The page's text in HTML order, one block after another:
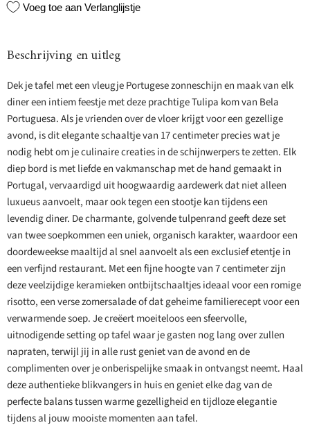
Voeg toe aan Verlanglijstje
Beschrijving en uitleg
Dek je tafel met een vleugje Portugese zonneschijn en maak van elk
diner een intiem feestje met deze prachtige Tulipa kom van Bela
Portuguesa. Als je vrienden over de vloer krijgt voor een gezellige
avond, is dit elegante schaaltje van 17 centimeter precies wat je
nodig hebt om je culinaire creaties in de schijnwerpers te zetten. Elk
diep bord is met liefde en vakmanschap met de hand gemaakt in
Portugal, vervaardigd uit hoogwaardig aardewerk dat niet alleen
luxueus aanvoelt, maar ook tegen een stootje kan tijdens een
levendig diner. De charmante, golvende tulpenrand geeft deze set
van twee soepkommen een uniek, organisch karakter, waardoor een
doordeweekse maaltijd al snel aanvoelt als een exclusief etentje in
een verfijnd restaurant. Met een fijne hoogte van 7 centimeter zijn
deze veelzijdige keramieken ontbijtschaaltjes ideaal voor een romige
risotto, een verse zomersalade of dat geheime familierecept voor een
verwarmende soep. Je creëert moeiteloos een sfeervolle,
uitnodigende setting op tafel waar je gasten nog lang over zullen
napraten, terwijl jij in alle rust geniet van de avond en de
complimenten over je onberispelijke smaak in ontvangst neemt. Haal
deze authentieke blikvangers in huis en geniet elke dag van de
perfecte balans tussen warme gezelligheid en tijdloze elegantie
tijdens al jouw mooiste momenten aan tafel.